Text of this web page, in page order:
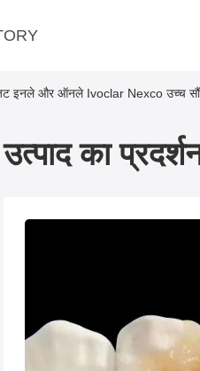
इनले और ऑनले Ivoclar Nexco उच्च
उत्पाद का